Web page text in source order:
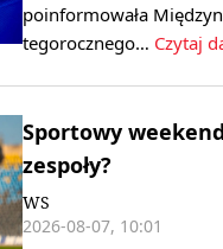
poinformowała
tegorocznego… Czytaj
Sportowy
zespoły?
WS
2026-08-07, 10:01